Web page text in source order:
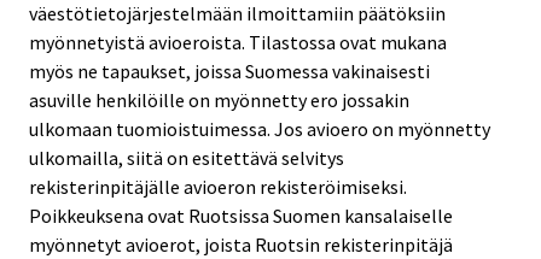
väestötietojärjestelmään ilmoittamiin päätöksiin
myönnetyistä avioeroista. Tilastossa ovat mukana
myös ne tapaukset, joissa Suomessa vakinaisesti
asuville henkilöille on myönnetty ero jossakin
ulkomaan tuomioistuimessa. Jos avioero on myönnetty
ulkomailla, siitä on esitettävä selvitys
rekisterinpitäjälle avioeron rekisteröimiseksi.
Poikkeuksena ovat Ruotsissa Suomen kansalaiselle
myönnetyt avioerot, joista Ruotsin rekisterinpitäjä